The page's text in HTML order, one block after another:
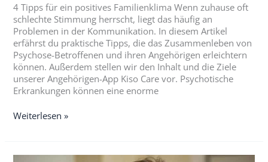
4 Tipps für ein positives Familienklima Wenn zuhause oft
schlechte Stimmung herrscht, liegt das häufig an
Problemen in der Kommunikation. In diesem Artikel
erfährst du praktische Tipps, die das Zusammenleben von
Psychose-Betroffenen und ihren Angehörigen erleichtern
können. Außerdem stellen wir den Inhalt und die Ziele
unserer Angehörigen-App Kiso Care vor. Psychotische
Erkrankungen können eine enorme
Weiterlesen »